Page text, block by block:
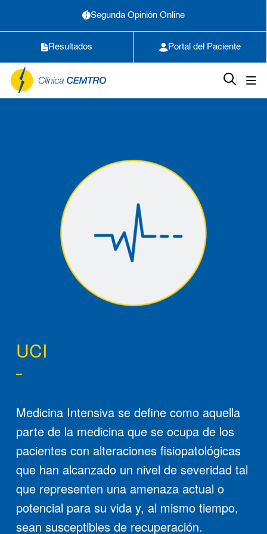
Segunda Opinión Online
Resultados Portal del Paciente
UCI
Medicina Intensiva se define como aquella
parte de la medicina que se ocupa de los
pacientes con alteraciones fisiopatológicas
que han alcanzado un nivel de severidad tal
que representen una amenaza actual o
potencial para su vida y, al mismo tiempo,
sean susceptibles de recuperación.